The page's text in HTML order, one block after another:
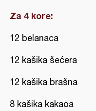
Za 4 kore:
12 belanaca
12 kašika šećera
12 kašika brašna
8 kašika kakaoa